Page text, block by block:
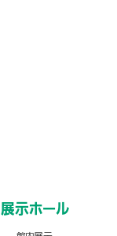
展示ホール